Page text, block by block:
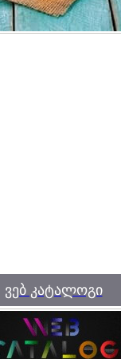
ვებ კატალოგი